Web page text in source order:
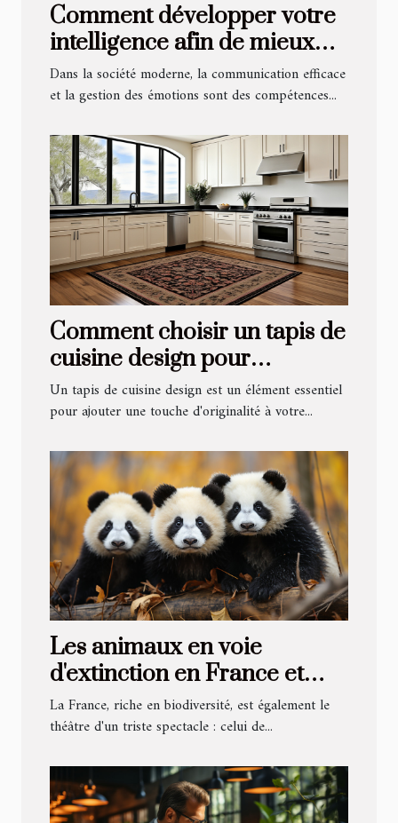
Comment développer votre
intelligence afin de mieux
partager vos émotions ?
Dans la société moderne, la communication efficace
et la gestion des émotions sont des compétences...
Comment choisir un tapis de
cuisine design pour
rehausser votre intérieur
Un tapis de cuisine design est un élément essentiel
pour ajouter une touche d'originalité à votre...
Les animaux en voie
d'extinction en France et
comment les aider
La France, riche en biodiversité, est également le
théâtre d'un triste spectacle : celui de...